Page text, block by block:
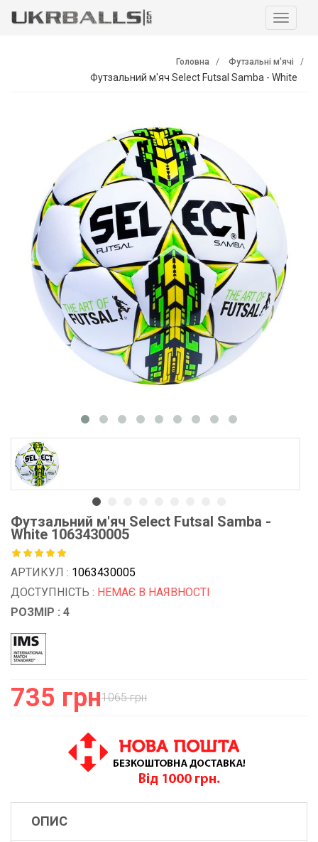
Головна Футзальні м'ячі
Футзальний м'яч Select Futsal Samba - White
Футзальний м'яч Select Futsal Samba -
White 1063430005
АРТИКУЛ : 1063430005
ДОСТУПНІСТЬ : НЕМАЄ В НАЯВНОСТІ
РОЗМІР : 4
735 грн1065 грн
ОПИС